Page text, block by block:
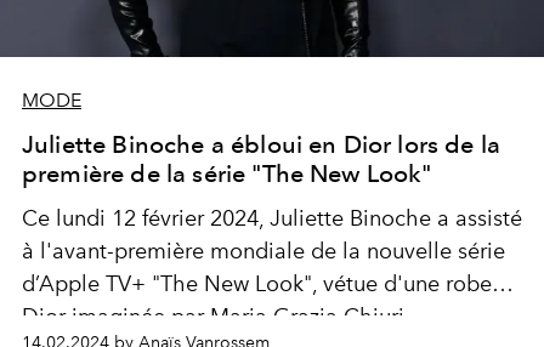
MODE
Juliette Binoche a ébloui en Dior lors de la
première de la série "The New Look"
Ce lundi 12 février 2024, Juliette Binoche a assisté
à l'avant-première mondiale de la nouvelle série
d’Apple TV+ "The New Look", vétue d'une robe
Dior imaginée par Maria Grazia Chiuri.
14.02.2024 by Anaïs Vanrossem